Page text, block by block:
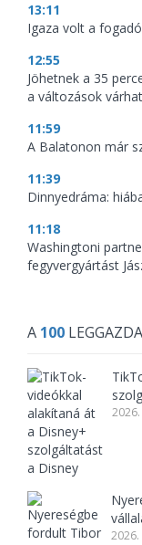
13:11
Igaza volt a
12:55
Jöhetnek a 35
a változások
11:59
A Balatonon már
11:39
Dinnyedráma:
11:18
Washingtoni
fegyvergyártást
A 100